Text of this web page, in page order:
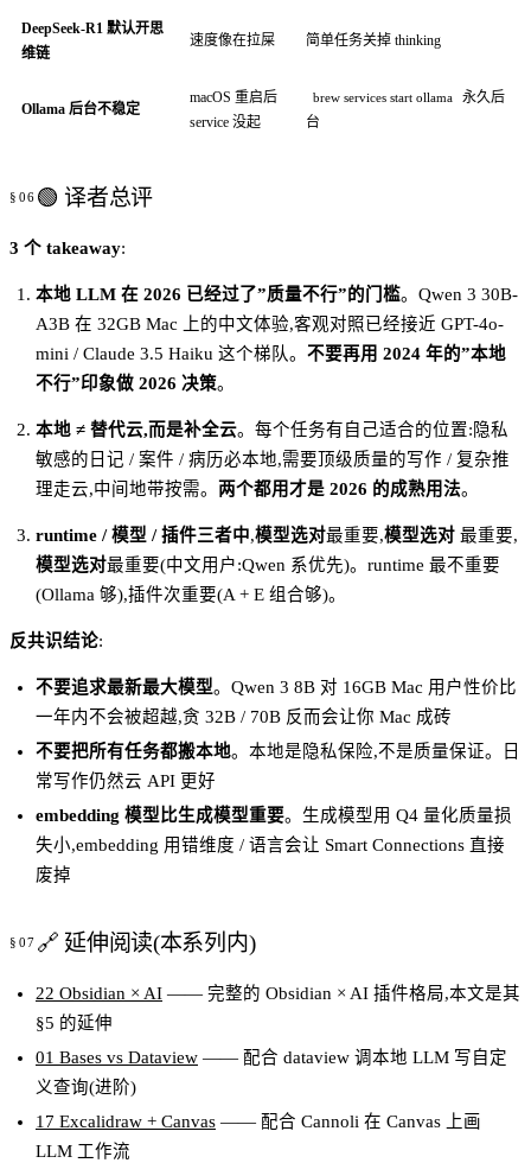
DeepSeek-R1 默认开思
维链
速度像在拉屎 简单任务关掉 thinking
Ollama 后台不稳定
macOS 重启后
service 没起
brew services start ollama
永久后
台
🟢 译者总评
3 个 takeaway:
本地 LLM 在 2026 已经过了”质量不行”的门槛。Qwen 3 30B-
A3B 在 32GB Mac 上的中文体验,客观对照已经接近 GPT-4o-
mini / Claude 3.5 Haiku 这个梯队。 不要再用 2024 年的”本地
不行”印象做 2026 决策。
本地 ≠ 替代云,而是补全云。每个任务有自己适合的位置:隐私
敏感的日记 / 案件 / 病历必本地,需要顶级质量的写作 / 复杂推
理走云,中间地带按需。 两个都用才是 2026 的成熟用法。
runtime / 模型 / 插件三者中,模型选对最重要,模型选对 最重要,
模型选对最重要(中文用户:Qwen 系优先)。runtime 最不重要
(Ollama 够),插件次重要(A + E 组合够)。
反共识结论:
不要追求最新最大模型。Qwen 3 8B 对 16GB Mac 用户性价比
一年内不会被超越,贪 32B / 70B 反而会让你 Mac 成砖
不要把所有任务都搬本地。本地是隐私保险,不是质量保证。日
常写作仍然云 API 更好
embedding 模型比生成模型重要。生成模型用 Q4 量化质量损
失小,embedding 用错维度 / 语言会让 Smart Connections 直接
废掉
🔗 延伸阅读(本系列内)
22 Obsidian × AI —— 完整的 Obsidian × AI 插件格局,本文是其
§5 的延伸
01 Bases vs Dataview —— 配合 dataview 调本地 LLM 写自定
义查询(进阶)
17 Excalidraw + Canvas —— 配合 Cannoli 在 Canvas 上画
LLM 工作流